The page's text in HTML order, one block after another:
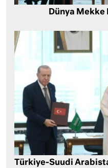
Dünya Mekke
Türkiye-Suudi